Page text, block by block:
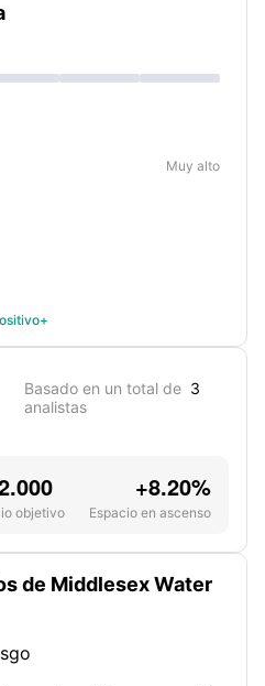
Muy alto
de Middlesex Water
Basado en un total de 3
analistas
objetivo
+8.20%
Espacio en ascenso